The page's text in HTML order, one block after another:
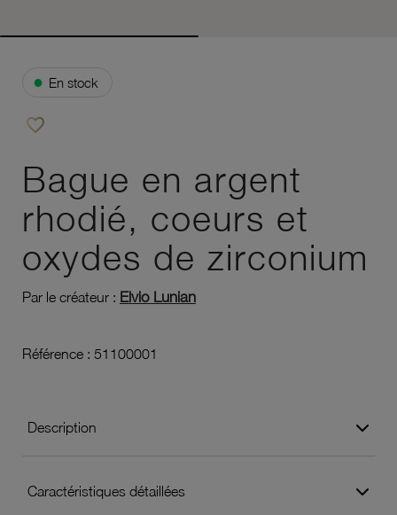
● En stock
favorite_border
Bague en argent
rhodié, coeurs et
oxydes de zirconium
Par le créateur : Elvio Lunian
Référence : 51100001
Description
Caractéristiques détaillées